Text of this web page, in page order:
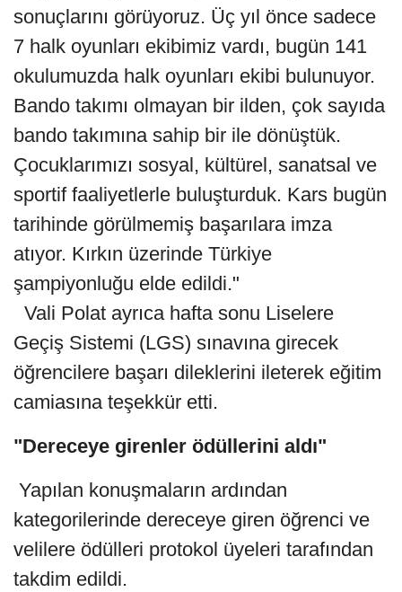
sonuçlarını görüyoruz. Üç yıl önce sadece
7 halk oyunları ekibimiz vardı, bugün 141
okulumuzda halk oyunları ekibi bulunuyor.
Bando takımı olmayan bir ilden, çok sayıda
bando takımına sahip bir ile dönüştük.
Çocuklarımızı sosyal, kültürel, sanatsal ve
sportif faaliyetlerle buluşturduk. Kars bugün
tarihinde görülmemiş başarılara imza
atıyor. Kırkın üzerinde Türkiye
şampiyonluğu elde edildi."
Vali Polat ayrıca hafta sonu Liselere
Geçiş Sistemi (LGS) sınavına girecek
öğrencilere başarı dileklerini ileterek eğitim
camiasına teşekkür etti.
"Dereceye girenler ödüllerini aldı"
Yapılan konuşmaların ardından
kategorilerinde dereceye giren öğrenci ve
velilere ödülleri protokol üyeleri tarafından
takdim edildi.